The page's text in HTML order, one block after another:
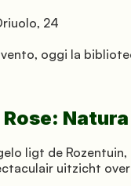
24
oggi la
ligt de
uitzicht